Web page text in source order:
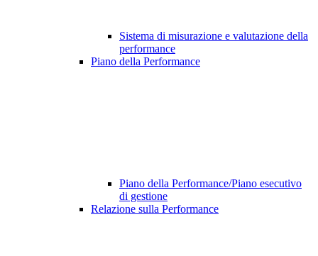
Sistema di misurazione e valutazione della
performance
Piano della Performance
Piano della Performance/Piano esecutivo
di gestione
Relazione sulla Performance